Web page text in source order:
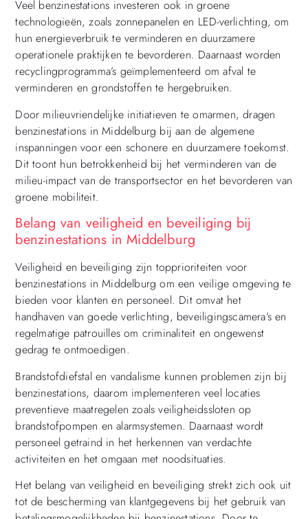
Veel benzinestations investeren ook in groene
technologieën, zoals zonnepanelen en LED-verlichting, om
hun energieverbruik te verminderen en duurzamere
operationele praktijken te bevorderen. Daarnaast worden
recyclingprogramma’s geïmplementeerd om afval te
verminderen en grondstoffen te hergebruiken.
Door milieuvriendelijke initiatieven te omarmen, dragen
benzinestations in Middelburg bij aan de algemene
inspanningen voor een schonere en duurzamere toekomst.
Dit toont hun betrokkenheid bij het verminderen van de
milieu-impact van de transportsector en het bevorderen van
groene mobiliteit.
Belang van veiligheid en beveiliging bij
benzinestations in Middelburg
Veiligheid en beveiliging zijn topprioriteiten voor
benzinestations in Middelburg om een veilige omgeving te
bieden voor klanten en personeel. Dit omvat het
handhaven van goede verlichting, beveiligingscamera’s en
regelmatige patrouilles om criminaliteit en ongewenst
gedrag te ontmoedigen.
Brandstofdiefstal en vandalisme kunnen problemen zijn bij
benzinestations, daarom implementeren veel locaties
preventieve maatregelen zoals veiligheidssloten op
brandstofpompen en alarmsystemen. Daarnaast wordt
personeel getraind in het herkennen van verdachte
activiteiten en het omgaan met noodsituaties.
Het belang van veiligheid en beveiliging strekt zich ook uit
tot de bescherming van klantgegevens bij het gebruik van